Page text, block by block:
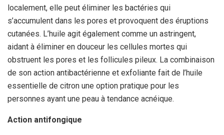
localement, elle peut éliminer les bactéries qui
s’accumulent dans les pores et provoquent des éruptions
cutanées. L’huile agit également comme un astringent,
aidant à éliminer en douceur les cellules mortes qui
obstruent les pores et les follicules pileux. La combinaison
de son action antibactérienne et exfoliante fait de l’huile
essentielle de citron une option pratique pour les
personnes ayant une peau à tendance acnéique.
Action antifongique